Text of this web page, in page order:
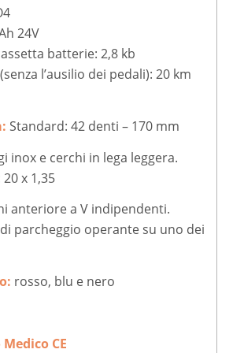
24V
batterie: 2,8 kb
l’ausilio dei pedali): 20 km
Standard: 42 denti – 170 mm
inox e cerchi in lega leggera.
x 1,35
anteriore a V indipendenti.
parcheggio operante su uno dei
rosso, blu e nero
CE